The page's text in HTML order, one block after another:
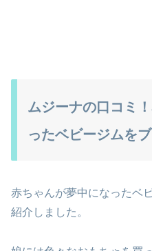
ムジーナの口コミ
ったベビージムを
赤ちゃんが夢中になったベ
紹介しました。